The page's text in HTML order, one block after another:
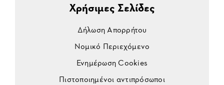
Χρήσιμες Σελίδες
Δήλωση Απορρήτου
Νομικό Περιεχόμενο
Ενημέρωση Cookies
Πιστοποιημένοι αντιπρόσωποι